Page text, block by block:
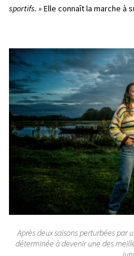
sportifs. »Elle connaît la marche à
Après deux saisons perturbées par
déterminée à devenir une des